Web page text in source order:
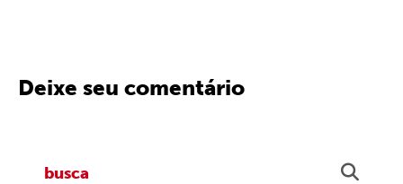
Deixe seu comentário